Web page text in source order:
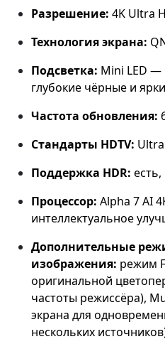
Разрешение: 4K Ultra
Технология экрана:
Подсветка: Mini LED —
глубокие чёрные и
Частота обновления:
Стандарты HDTV:
Поддержка HDR:
Процессор: Alpha 7 AI
интеллектуальное
Дополнительные
изображения: режим
оригинальной
частоты режиссёра),
экрана для
нескольких